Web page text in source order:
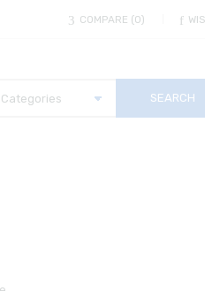
COMPARE 0